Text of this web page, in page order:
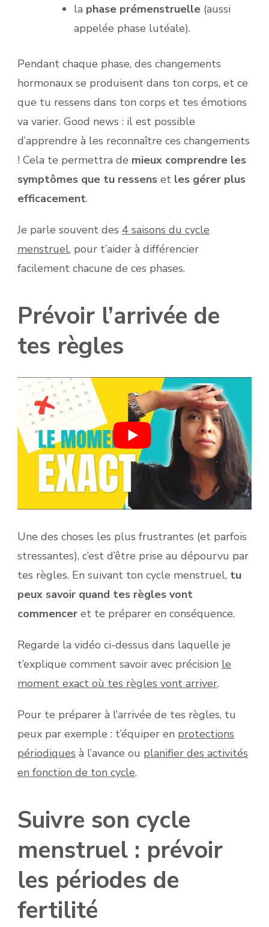
la phase prémenstruelle (aussi
appelée phase lutéale).
Pendant chaque phase, des changements
hormonaux se produisent dans ton corps, et ce
que tu ressens dans ton corps et tes émotions
va varier. Good news : il est possible
d’apprendre à les reconnaître ces changements
! Cela te permettra de mieux comprendre les
symptômes que tu ressens et les gérer plus
efficacement.
Je parle souvent des 4 saisons du cycle
menstruel, pour t’aider à différencier
facilement chacune de ces phases.
Prévoir l’arrivée de
tes règles
Une des choses les plus frustrantes (et parfois
stressantes), c’est d’être prise au dépourvu par
tes règles. En suivant ton cycle menstruel, tu
peux savoir quand tes règles vont
commencer et te préparer en conséquence.
Regarde la vidéo ci-dessus dans laquelle je
t’explique comment savoir avec précision le
moment exact où tes règles vont arriver.
Pour te préparer à l’arrivée de tes règles, tu
peux par exemple : t’équiper en protections
périodiques à l’avance ou planifier des activités
en fonction de ton cycle.
Suivre son cycle
menstruel : prévoir
les périodes de
fertilité